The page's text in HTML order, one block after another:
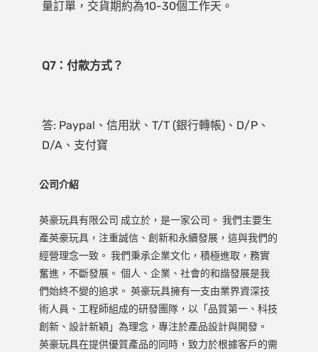
答: Paypal、信用狀、T/T (銀行轉帳)、D/P、
公司介紹
英豪玩具有限公司 成立於，是一家公司。 我們主要生
產英豪玩具，注重誠信、創新和永續發展，這與我們的
經營理念一致。 我們秉承企業文化，積極進取，務實
奮進，不斷發展。 個人、企業、社會的和諧發展是我
們始終不變的追求。 英豪玩具擁有一支由業界資深技
術人員、工程師組成的研發團隊，以「品質第一、科技
創新、設計新穎」為理念，專注於產品設計與開發。
英豪玩具在提供優質產品的同時，致力於根據客戶的需